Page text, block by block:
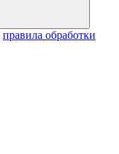
правила обработки